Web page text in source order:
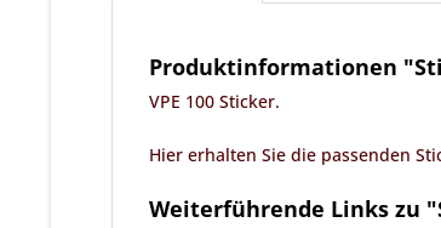
Produktinformationen
VPE 100 Sticker.
Hier erhalten Sie die passenden
Weiterführende Links zu